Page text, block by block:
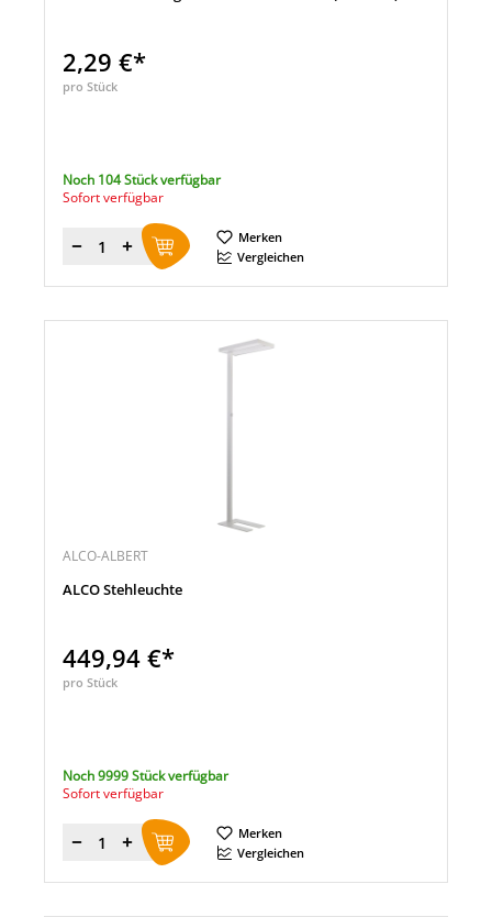
2,29 €*
pro Stück
Noch 104 Stück verfügbar
Sofort verfügbar
Menge
Merken
Vergleichen
ALCO-ALBERT
ALCO Stehleuchte
449,94 €*
pro Stück
Noch 9999 Stück verfügbar
Sofort verfügbar
Menge
Merken
Vergleichen